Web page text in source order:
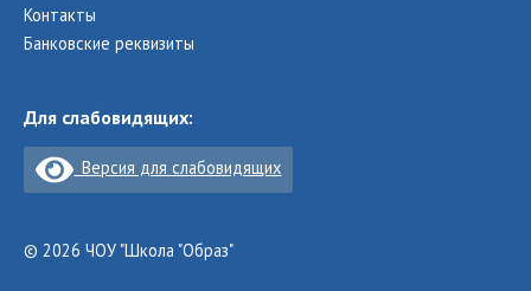
Контакты
Банковские реквизиты
Для слабовидящих:
Версия для слабовидящих
© 2026 ЧОУ "Школа "Образ"